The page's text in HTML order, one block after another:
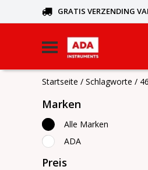
GRATIS VERZENDING
Startseite / Schlagworte /
Marken
Alle Marken
ADA
Preis